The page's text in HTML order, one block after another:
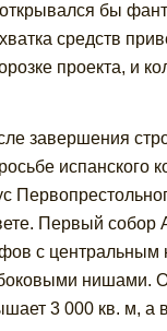
бы
средств
проекта, и
завершения
испанского
Первый собор
с
нишами.
3 000 кв. м, а